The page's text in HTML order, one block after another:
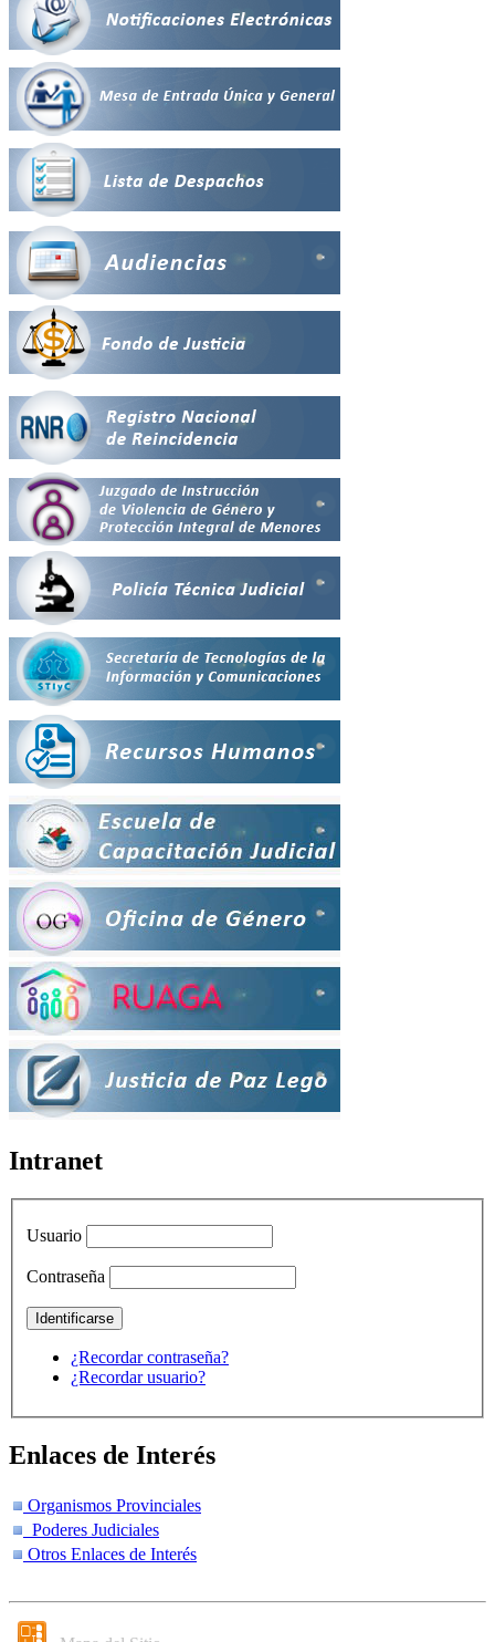
Intranet
Usuario
Contraseña
¿Recordar contraseña?
¿Recordar usuario?
Enlaces de Interés
Organismos Provinciales
Poderes Judiciales
Otros Enlaces de Interés